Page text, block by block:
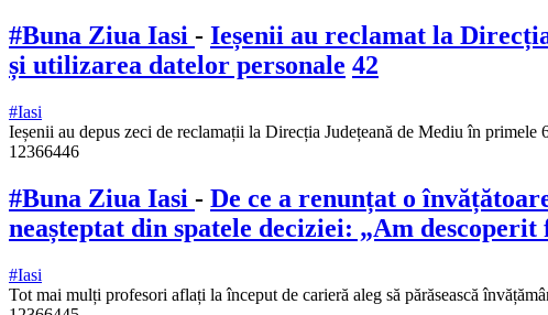
#Buna Ziua Iasi - Ieșenii au reclamat la
și utilizarea datelor personale 42
#Iasi
Ieșenii au depus zeci de reclamații la Direcția Județeană de Mediu în
12366446
#Buna Ziua Iasi - De ce a renunțat o
neașteptat din spatele deciziei: „Am
#Iasi
Tot mai mulți profesori aflați la început de carieră aleg să părăsească